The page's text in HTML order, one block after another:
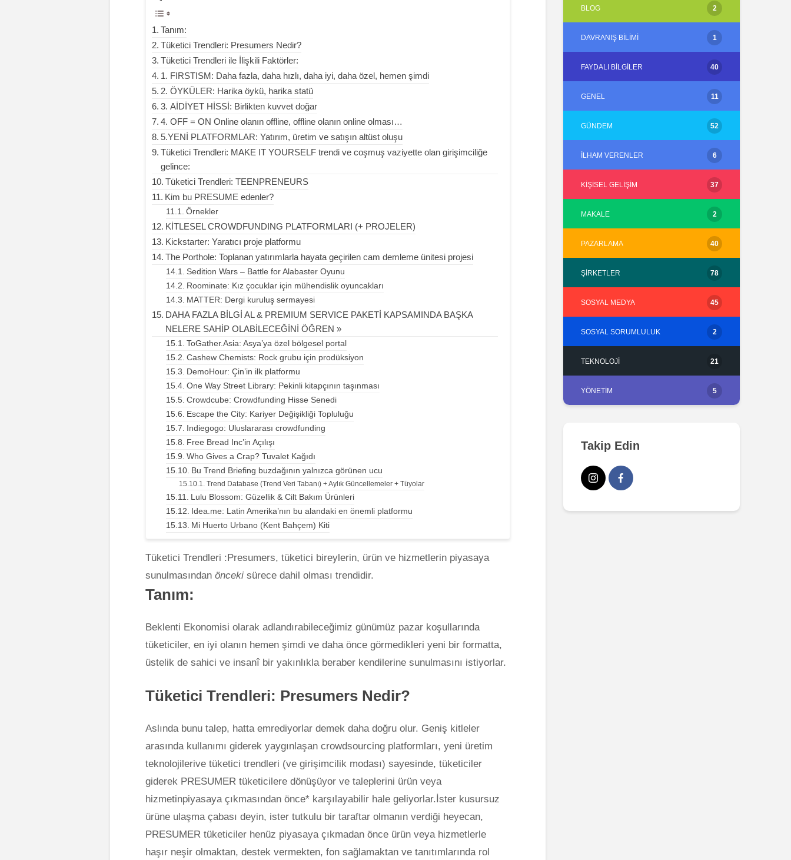
Tanım:
Tüketici Trendleri: Presumers Nedir?
Tüketici Trendleri ile İlişkili Faktörler:
1. FIRSTISM: Daha fazla, daha hızlı, daha iyi, daha özel, hemen şimdi
2. ÖYKÜLER: Harika öykü, harika statü
3. AİDİYET HİSSİ: Birlikten kuvvet doğar
4. OFF = ON Online olanın offline, offline olanın online olması…
5.YENİ PLATFORMLAR: Yatırım, üretim ve satışın altüst oluşu
Tüketici Trendleri: MAKE IT YOURSELF trendi ve coşmuş vaziyette olan girişimciliğe
gelince:
Tüketici Trendleri: TEENPRENEURS
Kim bu PRESUME edenler?
Örnekler
KİTLESEL CROWDFUNDING PLATFORMLARI (+ PROJELER)
Kickstarter: Yaratıcı proje platformu
The Porthole: Toplanan yatırımlarla hayata geçirilen cam demleme ünitesi projesi
Sedition Wars – Battle for Alabaster Oyunu
Roominate: Kız çocuklar için mühendislik oyuncakları
MATTER: Dergi kuruluş sermayesi
DAHA FAZLA BİLGİ AL & PREMIUM SERVICE PAKETİ KAPSAMINDA BAŞKA
NELERE SAHİP OLABİLECEĞİNİ ÖĞREN »
ToGather.Asia: Asya’ya özel bölgesel portal
Cashew Chemists: Rock grubu için prodüksiyon
DemoHour: Çin’in ilk platformu
One Way Street Library: Pekinli kitapçının taşınması
Crowdcube: Crowdfunding Hisse Senedi
Escape the City: Kariyer Değişikliği Topluluğu
Indiegogo: Uluslararası crowdfunding
Free Bread Inc’in Açılışı
Who Gives a Crap? Tuvalet Kağıdı
Bu Trend Briefing buzdağının yalnızca görünen ucu
Trend Database (Trend Veri Tabanı) + Aylık Güncellemeler + Tüyolar
Lulu Blossom: Güzellik & Cilt Bakım Ürünleri
Idea.me: Latin Amerika’nın bu alandaki en önemli platformu
Mi Huerto Urbano (Kent Bahçem) Kiti
Tüketici Trendleri :Presumers, tüketici bireylerin, ürün ve hizmetlerin piyasaya
sunulmasından önceki sürece dahil olması trendidir.
Tanım:
Beklenti Ekonomisi olarak adlandırabileceğimiz günümüz pazar koşullarında
tüketiciler, en iyi olanın hemen şimdi ve daha önce görmedikleri yeni bir formatta,
üstelik de sahici ve insanî bir yakınlıkla beraber kendilerine sunulmasını istiyorlar.
Tüketici Trendleri: Presumers Nedir?
Aslında bunu talep, hatta emrediyorlar demek daha doğru olur. Geniş kitleler
arasında kullanımı giderek yaygınlaşan crowdsourcing platformları, yeni üretim
teknolojilerive tüketici trendleri (ve girişimcilik modası) sayesinde, tüketiciler
giderek PRESUMER tüketicilere dönüşüyor ve taleplerini ürün veya
hizmetinpiyasaya çıkmasından önce* karşılayabilir hale geliyorlar.İster kusursuz
ürüne ulaşma çabası deyin, ister tutkulu bir taraftar olmanın verdiği heyecan,
PRESUMER tüketiciler henüz piyasaya çıkmadan önce ürün veya hizmetlerle
haşır neşir olmaktan, destek vermekten, fon sağlamaktan ve tanıtımlarında rol
BLOG 2
DAVRANIŞ BILIMI 1
FAYDALI BILGILER 40
GENEL 11
GÜNDEM 52
İLHAM VERENLER 6
KIŞISEL GELIŞIM 37
MAKALE 2
PAZARLAMA 40
ŞIRKETLER 78
SOSYAL MEDYA 45
SOSYAL SORUMLULUK 2
TEKNOLOJI 21
YÖNETIM 5
Takip Edin